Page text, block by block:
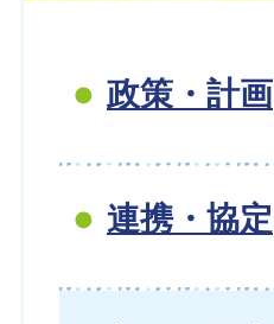
政策・計画
連携・協定